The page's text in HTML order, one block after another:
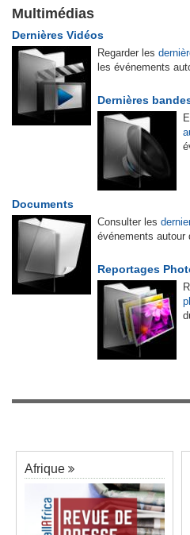
Multimédias
Dernières Vidéos
Regarder les
les événements
Dernières
Documents
Consulter les
événements autour
Reportages
Afrique